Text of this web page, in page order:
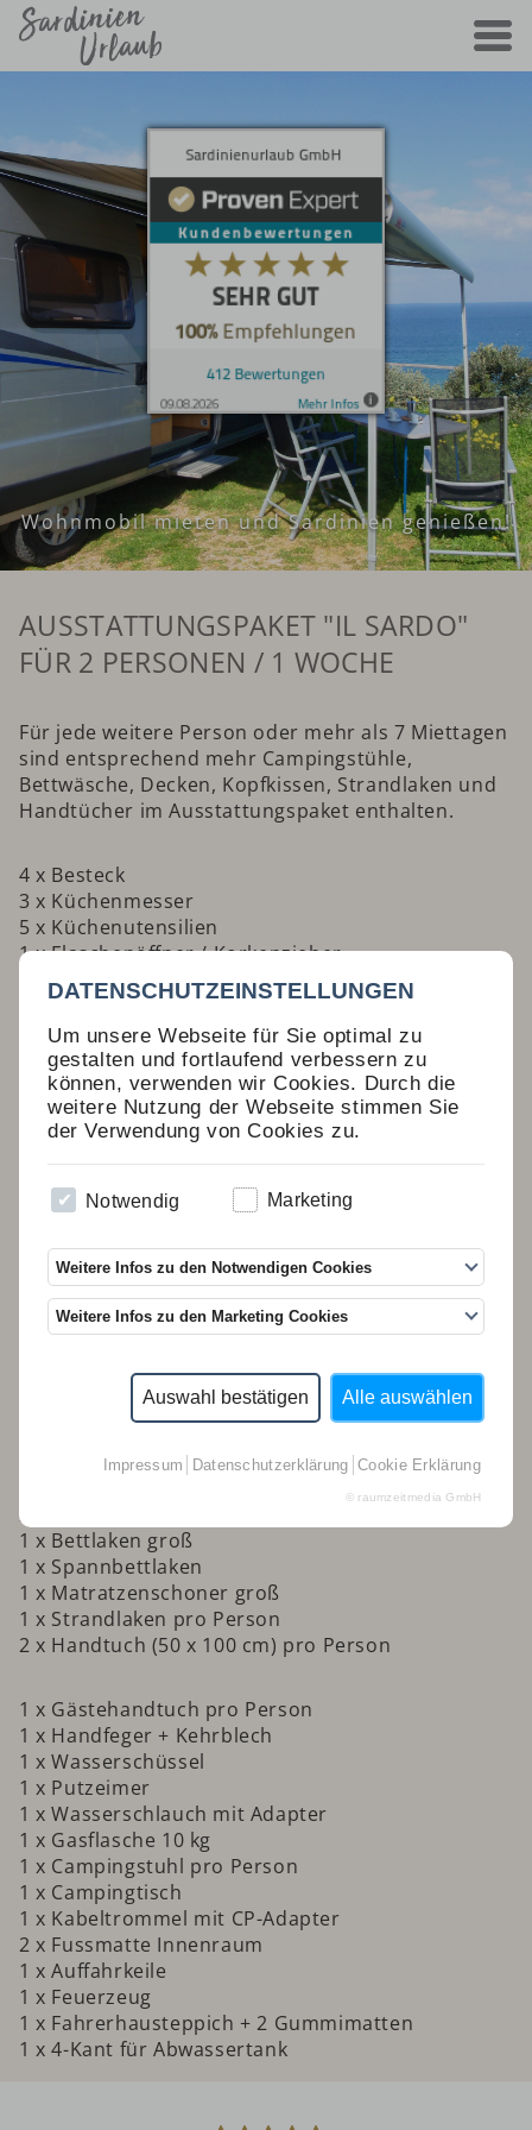
DATENSCHUTZEINSTELLUNGEN
Um unsere Webseite für Sie optimal zu
gestalten und fortlaufend verbessern zu
können, verwenden wir Cookies. Durch die
weitere Nutzung der Webseite stimmen Sie
der Verwendung von Cookies zu.
Notwendig Marketing
Weitere Infos zu den Notwendigen Cookies
Weitere Infos zu den Marketing Cookies
Auswahl bestätigen Alle auswählen
Impressum Datenschutzerklärung Cookie Erklärung
© raumzeitmedia GmbH
Wohnmobil mieten und Sardinien genießen!
AUSSTATTUNGSPAKET "IL SARDO"
FÜR 2 PERSONEN / 1 WOCHE
Für jede weitere Person oder mehr als 7 Miettagen
sind entsprechend mehr Campingstühle,
Bettwäsche, Decken, Kopfkissen, Strandlaken und
Handtücher im Ausstattungspaket enthalten.
4 x Besteck
3 x Küchenmesser
5 x Küchenutensilien
1 x Flaschenöffner / Korkenzieher
1 x Schneidbrett
1 x Schere
1 x Coffeemaker
2 x Kaffeebecher
2 x Espressotassen
4 x Wasserglas
2 x Weinglas
4 x Teller klein
4 x Schüssel klein
1 x Schüssel groß
1 x Spaghettisieb
2 x Kochtopf
3 x Topfuntersetzer
2 x Platzdeckchen
1 x Überdecke groß (saisonabhänig)
2 x Kopfkissen mit Bezug
1 x Bettlaken groß
1 x Spannbettlaken
1 x Matratzenschoner groß
1 x Strandlaken pro Person
2 x Handtuch (50 x 100 cm) pro Person
1 x Gästehandtuch pro Person
1 x Handfeger + Kehrblech
1 x Wasserschüssel
1 x Putzeimer
1 x Wasserschlauch mit Adapter
1 x Gasflasche 10 kg
1 x Campingstuhl pro Person
1 x Campingtisch
1 x Kabeltrommel mit CP-Adapter
2 x Fussmatte Innenraum
1 x Auffahrkeile
1 x Feuerzeug
1 x Fahrerhausteppich + 2 Gummimatten
1 x 4-Kant für Abwassertank